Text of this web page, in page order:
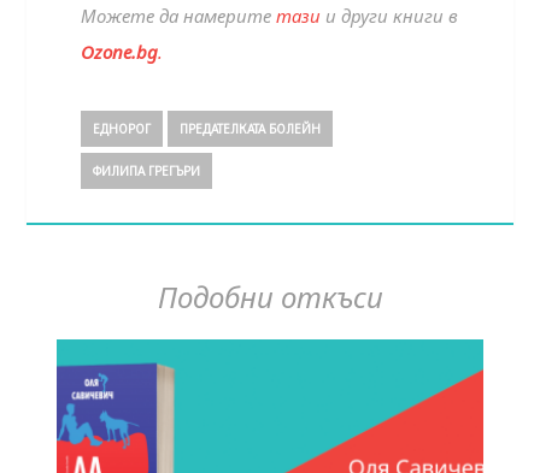
Можете да намеритетази и други книги в
Ozone.bg.
ЕДНОРОГ ПРЕДАТЕЛКАТА БОЛЕЙН
ФИЛИПА ГРЕГЪРИ
Подобни откъси